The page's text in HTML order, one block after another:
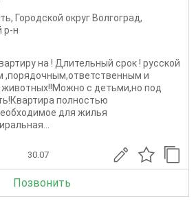
, Городской округ Волгоград,
р-н
на ! Длительный срок ! русской
,порядочным,ответственным и
с детьми,но под
полностью
для жилья
30.07
Позвонить